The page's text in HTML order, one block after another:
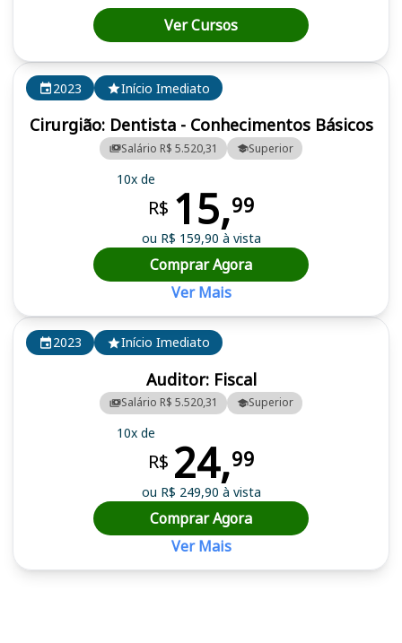
2023 Início Imediato
Auditor: Fiscal
Salário R$ 5.520,31 Superior
10x de
R$ 24,99
ou R$ 249,90 à vista
Comprar Agora
Ver Mais
2023 Início Imediato
Cirurgião: Dentista - Conhecimentos Básicos
Salário R$ 5.520,31 Superior
10x de
R$ 15,99
ou R$ 159,90 à vista
Comprar Agora
Ver Mais
Ver Cursos